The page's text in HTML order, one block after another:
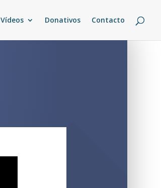
Vídeos Donativos Contacto